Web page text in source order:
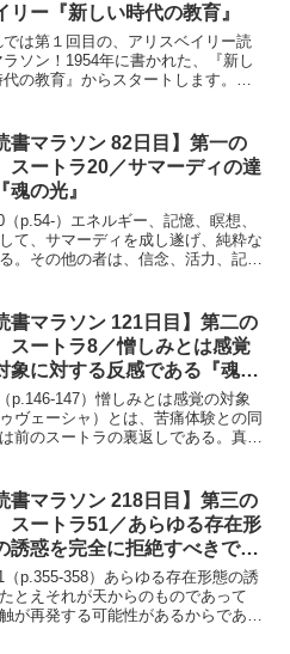
リー『新しい時代の教育』
では第１回目の、アリスベイリー読
ラソン！1954年に書かれた、『新し
代の教育』からスタートします。今
端なところからスタートとなります
ご了承くだ...
書マラソン 82日目】第一の
ートラ20／サマーディの達
魂の光』
p.54-）エネルギー、記憶、瞑想、
て、サマーディを成し遂げ、純粋な
。その他の者は、信念、活力、記
書マラソン 121日目】第二の
ートラ8／憎しみとは感覚
象に対する反感である『魂の
p.146-147）憎しみとは感覚の対象
ヴェーシャ）とは、苦痛体験との同
前のスートラの裏返しである。真の
書マラソン 218日目】第三の
ートラ51／あらゆる存在形
誘惑を完全に拒絶すべきであ
たとえそれが天からのもので
ても…『魂の光』
（p.355-358）あらゆる存在形態の誘
とえそれが天からのものであって
が再発する可能性があるからであ